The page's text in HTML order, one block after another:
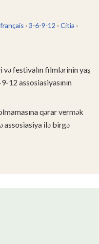
· 3-6-9-12 · Citia ·
və festivalın filmlərinin yaş
12 assosiasiyasının
qərar vermək
assosiasiya ilə birgə